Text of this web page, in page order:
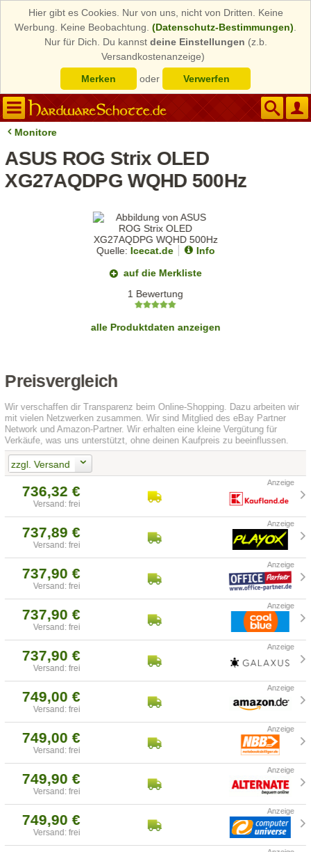
Hier gibt es Cookies. Nur von uns, nicht von Dritten. Keine
Werbung. Keine Beobachtung. (Datenschutz-Bestimmungen)
Nur für Dich. Du kannst deine Einstellungen (z.b.
Versandkostenanzeige)
Merken
oder Verwerfen
Monitore
ASUS ROG Strix OLED
XG27AQDPG WQHD 500Hz
Quelle: Icecat.de
Info
auf die Merkliste
1 Bewertung
alle Produktdaten anzeigen
Preisvergleich
Wir verschaffen dir Transparenz beim Online-Shopping. Dazu arbeiten wir
mit vielen Netzwerken zusammen. Wir sind Mitglied des eBay Partner
Network und Amazon-Partner. Wir erhalten eine kleine Vergütung für
Verkäufe, was uns unterstützt, ohne deinen Kaufpreis zu beeinflussen.
zzgl. Versand
736,32 €
Versand: frei
737,89 €
Versand: frei
737,90 €
Versand: frei
737,90 €
Versand: frei
737,90 €
Versand: frei
749,00 €
Versand: frei
749,00 €
Versand: frei
749,90 €
Versand: frei
749,90 €
Versand: frei